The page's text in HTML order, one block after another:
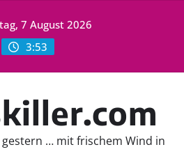
7 August 2026
3:53
… mit frischem Wind in